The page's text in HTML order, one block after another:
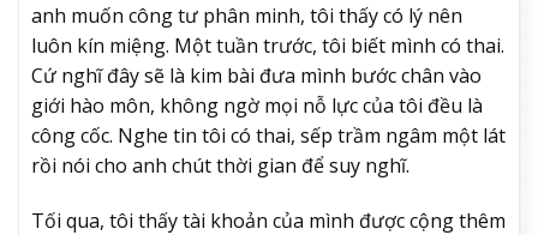
anh muốn công tư phân minh, tôi thấy có lý nên
luôn kín miệng. Một tuần trước, tôi biết mình có thai.
Cứ nghĩ đây sẽ là kim bài đưa mình bước chân vào
giới hào môn, không ngờ mọi nỗ lực của tôi đều là
công cốc. Nghe tin tôi có thai, sếp trầm ngâm một lát
rồi nói cho anh chút thời gian để suy nghĩ.
Tối qua, tôi thấy tài khoản của mình được cộng thêm